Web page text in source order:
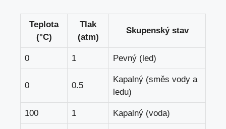
Teplota
(°C)
Tlak
(atm)
Skupenský stav
0 1 Pevný (led)
0 0.5
Kapalný (směs vody a
ledu)
100 1 Kapalný (voda)